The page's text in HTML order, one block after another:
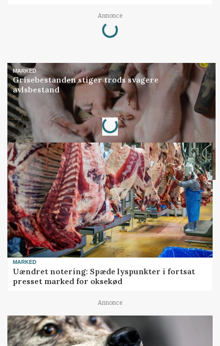
Annonce
Loading...
MARKED
Grisebestanden stiger trods svagere
avlsbestand
Annonce
Loading...
MARKED
Uændret notering: Spæde lyspunkter i fortsat
presset marked for oksekød
Annonce